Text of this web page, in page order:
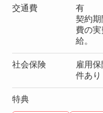
交通費
有
契約期
費の
給。
社会保険
雇用
件あり
特典